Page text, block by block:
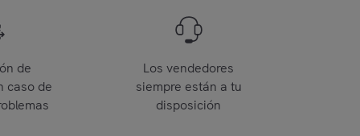
de
caso de
Los vendedores
siempre están a tu
disposición